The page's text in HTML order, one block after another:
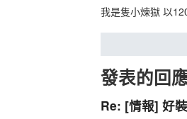
我是隻小煉獄 以
發表的回
Re: [情報] 好